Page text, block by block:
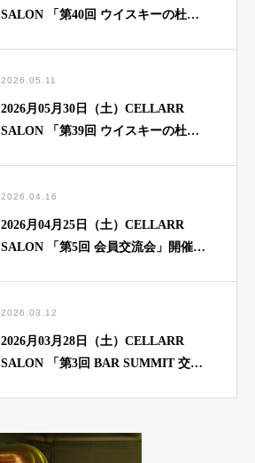
SALON 「第40回 ウイスキーの杜」
2026.05.11
2026月05月30日（土）CELLARR
SALON 「第39回 ウイスキーの杜」
2026.04.16
2026月04月25日（土）CELLARR
SALON 「第5回 会員交流会」開催の
2026.03.12
2026月03月28日（土）CELLARR
SALON 「第3回 BAR SUMMIT 交流